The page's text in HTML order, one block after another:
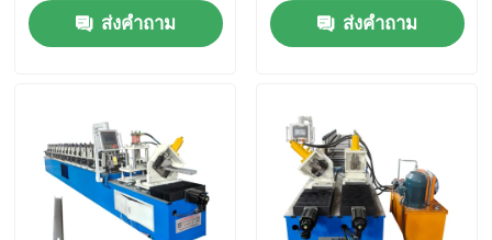
สินค้า
เกี่ยวกับเรา
ส่งคำถาม
ส่งคำถาม